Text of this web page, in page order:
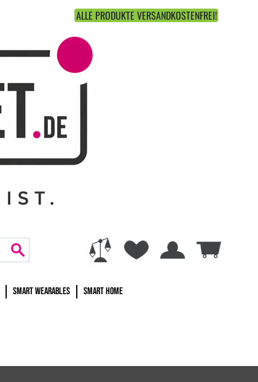
ALLE PRODUKTE VERSANDKOSTENFREI!
SMART WEARABLES SMART HOME